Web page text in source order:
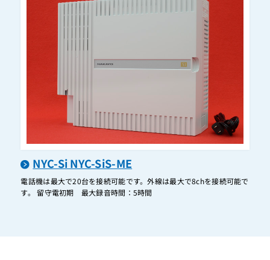
ET-2DSUIS-XI
ET-2DTIB-Gi(後期型)
ET-2LDI-Gi
ET-2LDI-iE/ML
ET-2LDI-iFM
ET-2LDI-iZ/L
NYC-Si NYC-SiS-ME
電話機は最大で20台を接続可能です。外線は最大で8chを接続可能で
す。 留守電初期 最大録音時間：5時間